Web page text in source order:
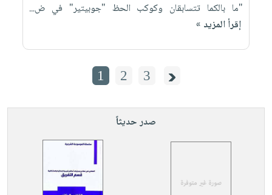
"ما بالكما تتسابقان وكوكب الحظ "جوبيتير" في ض...
إقرأ المزيد »
1 2 3
صدر حديثاً